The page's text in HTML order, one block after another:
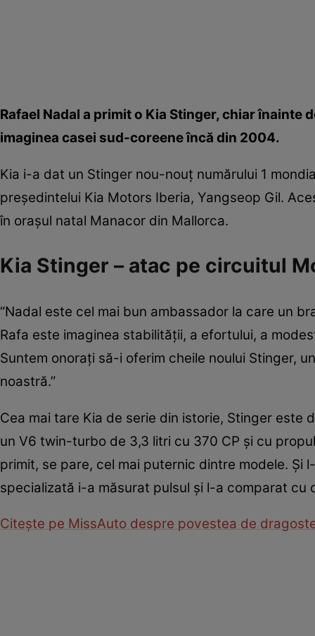
Rafael Nadal a primit o Kia Stinger, chiar
imaginea casei sud-coreene încă din 2004.
Kia i-a dat un Stinger nou-nouţ numărului 1
preşedintelui Kia Motors Iberia, Yangseop Gil.
în oraşul natal Manacor din Mallorca.
Kia Stinger – atac pe circuitul
“Nadal este cel mai bun ambassador la care un
Rafa este imaginea stabilităţii, a efortului, a
Suntem onoraţi să-i oferim cheile noului Stinger,
noastră.”
Cea mai tare Kia de serie din istorie, Stinger este
un V6 twin-turbo de 3,3 litri cu 370 CP şi cu
primit, se pare, cel mai puternic dintre modele.
specializată i-a măsurat pulsul şi l-a comparat
Citeşte pe MissAuto despre povestea de